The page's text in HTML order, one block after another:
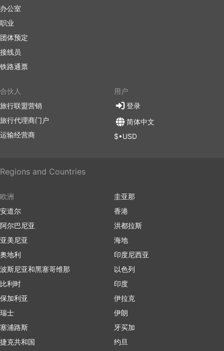
办公室
职业
团体预定
接线员
铁路通票
合伙人
旅行联盟营销
旅行代理商门户
运输经营商
用户
登录
简体中文
$•USD
Regions and Countries
欧洲
安道尔
阿尔巴尼亚
亚美尼亚
奥地利
波斯尼亚和黑塞哥维那
比利时
保加利亚
瑞士
塞浦路斯
捷克共和国
圭亚那
香港
洪都拉斯
海地
印度尼西亚
以色列
印度
伊拉克
伊朗
牙买加
约旦